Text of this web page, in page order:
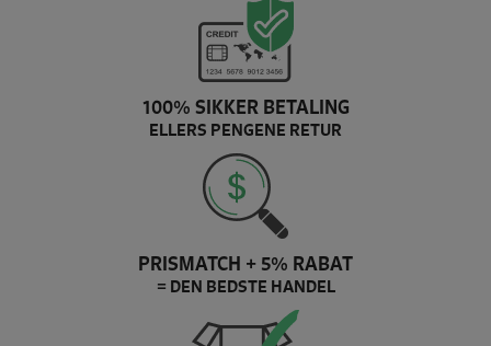
100% SIKKER BETALING
ELLERS PENGENE RETUR
PRISMATCH + 5% RABAT
= DEN BEDSTE HANDEL